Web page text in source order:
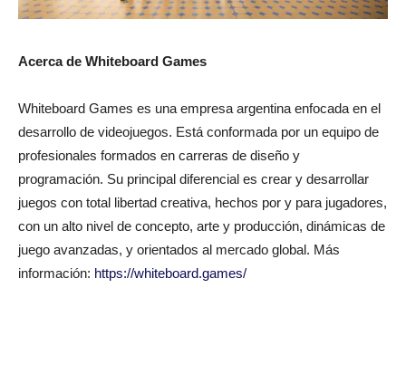
Acerca de Whiteboard Games
Whiteboard Games es una empresa argentina enfocada en el
desarrollo de videojuegos. Está conformada por un equipo de
profesionales formados en carreras de diseño y
programación. Su principal diferencial es crear y desarrollar
juegos con total libertad creativa, hechos por y para jugadores,
con un alto nivel de concepto, arte y producción, dinámicas de
juego avanzadas, y orientados al mercado global. Más
información: https://whiteboard.games/